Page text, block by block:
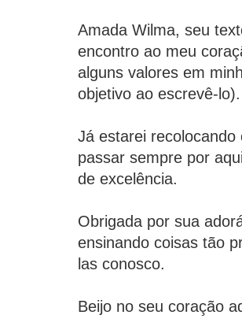
Amada Wilma, seu
encontro ao meu
alguns valores em
objetivo ao escrevê-lo).
Já estarei
passar sempre por
de excelência.
Obrigada por sua
ensinando coisas tão
las conosco.
Beijo no seu coração